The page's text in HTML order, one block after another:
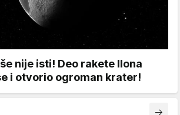
nije isti! Deo rakete Ilona
i otvorio ogroman krater!